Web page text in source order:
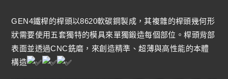
GEN4鐵桿的桿頭以8620軟碳鋼製成，其複雜的桿頭幾何形
狀需要使用五套獨特的模具來單獨鍛造每個部位。桿頭背部
表面並透過CNC銑磨，來創造精準、超薄與高性能的本體
構造